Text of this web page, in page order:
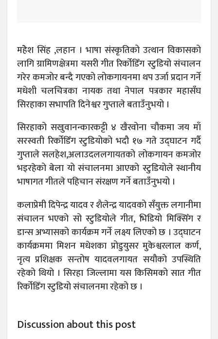
महेेेश सिंह ,लहान । भाषा संस्कृतिको उत्थान विकासको
लागि ग्रामिणक्षेत्रमा यसरी गीत रिर्कोडिँग स्टुडियो संचालन
गरेर कमजोर बन्दै गएको लोकगायनमा थप उर्जा प्रदान गर्ने
मधेशी चलचित्रका नायक तथा नेपाल पत्रकार महासँघ
सिरहाका सभापति दिनेश्वर गुप्ताले बताउँनुभयो ।
सिरहाको सखुवानन्कारकट्टी ४ खैरवोना चौकमा जय माँ
सरस्वती रिर्कोडिँग स्टुडियोको भदौ १७ गते उद्घाटन गर्दै
गुप्ताले सलहेश,अलाउदललगायतको लोकगायन कमजोर
भइरहेको बेला यो संचालनमा आएको स्टुडियोले स्थानीय
भाषागत गीतले पहिचान संरक्षण गर्ने बताउँनुभयो ।
कलाप्रेमी दिपेन्द्र यादव र शैलेन्द्र यादवको सँयुक्त लगानीमा
संचालन भएको सो स्टुडियोले गीत, भिडियो मिक्सिँग र
डान्स अभ्यासको कार्यक्रम गर्ने लक्ष्य लिएको छ । उद्घाटन
कार्यक्रममा मिशन मधेशका प्रोडुयुसर मुकेश्वरलाल कर्ण,
नृत्य प्रशिक्षक सन्तोष यादवलगायत सयौको उपस्थिति
रहेको थियो । सिरहा जिल्लामा यस किसिमको सात गीत
रिर्कोडिँग स्टुडियो संचालनमा रहेको छ ।
Discussion about this post